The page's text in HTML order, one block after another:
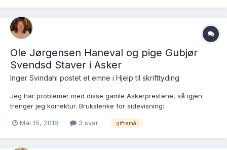
Ole Jørgensen Haneval og pige Gubjør
Svendsd Staver i Asker
Inger Svindahl postet et emne i Hjelp til skrifttyding
Jeg har problemer med disse gamle Askerprestene, så igjen
trenger jeg korrektur. Brukslenke for sidevisning:
aug, *** ungkar Ole Jørgensen Haneval og pige Gubjør Svendsd
Mai 15, 2018 3 svar giftemål